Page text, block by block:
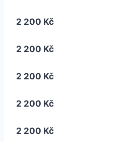
2 200 Kč
2 200 Kč
2 200 Kč
2 200 Kč
2 200 Kč